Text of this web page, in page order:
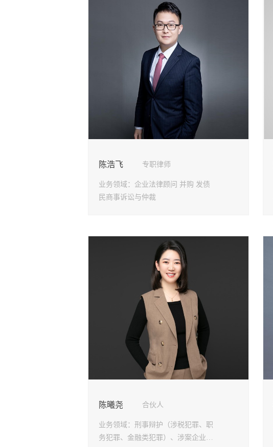
陈浩飞 专职律师
业务领域： 企业法律顾问 并购 发债
民商事诉讼与仲裁
陈曦尧 合伙人
业务领域： 刑事辩护（涉税犯罪、职
务犯罪、金融类犯罪）、涉案企业合